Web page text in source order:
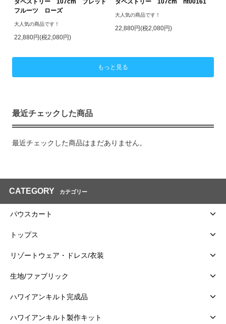
タペストリー 107cm ブレッド
フルーツ ローズ
大人気の商品です！
22,880円(税2,080円)
タペストリー 107cm ht00161
大人気の商品です！
22,880円(税2,080円)
もっと見る
最近チェックした商品
最近チェックした商品はまだありません。
CATEGORY カテゴリー
パウスカート
トップス
リゾートウェア・ドレス/衣装
生地/ファブリック
ハワイアンキルト完成品
ハワイアンキルト製作キット